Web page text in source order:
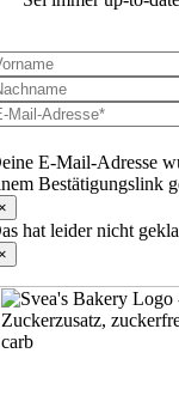
E-Mail-Adresse
Bestätigungslink
hat leider nicht